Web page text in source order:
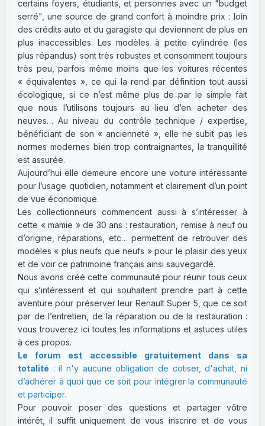
certains foyers, étudiants, et personnes avec un "budget
serré", une source de grand confort à moindre prix : loin
des crédits auto et du garagiste qui deviennent de plus en
plus inaccessibles. Les modèles à petite cylindrée (les
plus répandus) sont très robustes et consomment toujours
très peu, parfois même moins que les voitures récentes
« équivalentes », ce qui la rend par définition tout aussi
écologique, si ce n’est même plus de par le simple fait
que nous l’utilisons toujours au lieu d’en acheter des
neuves… Au niveau du contrôle technique / expertise,
bénéficiant de son « ancienneté », elle ne subit pas les
normes modernes bien trop contraignantes, la tranquillité
est assurée.
Aujourd’hui elle demeure encore une voiture intéressante
pour l’usage quotidien, notamment et clairement d’un point
de vue économique.
Les collectionneurs commencent aussi à s’intéresser à
cette « mamie » de 30 ans : restauration, remise à neuf ou
d’origine, réparations, etc… permettent de retrouver des
modèles « plus neufs que neufs » pour le plaisir des yeux
et de voir ce patrimoine français ainsi sauvegardé.
Nous avons créé cette communauté pour réunir tous ceux
qui s’intéressent et qui souhaitent prendre part à cette
aventure pour préserver leur Renault Super 5, que ce soit
par de l’entretien, de la réparation ou de la restauration :
vous trouverez ici toutes les informations et astuces utiles
à ces propos.
Le forum est accessible gratuitement dans sa
totalité : il n'y aucune obligation de cotiser, d'achat, ni
d’adhérer à quoi que ce soit pour intégrer la communauté
et participer.
Pour pouvoir poser des questions et partager vôtre
intérêt, il suffit uniquement de vous inscrire et de vous